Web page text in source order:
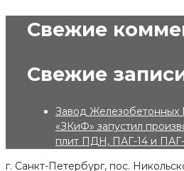
Свежие
Свежие
Завод
«ЗКиФ» запустил
плит ПДН, ПАГ-14 и
г. Санкт-Петербург, пос.